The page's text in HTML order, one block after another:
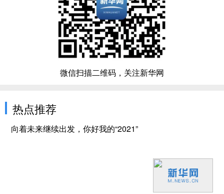
微信扫描二维码，关注新华网
热点推荐
向着未来继续出发，你好我的“2021”